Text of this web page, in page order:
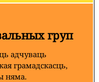
груп
адчуваць
грамадскасць,
няма.